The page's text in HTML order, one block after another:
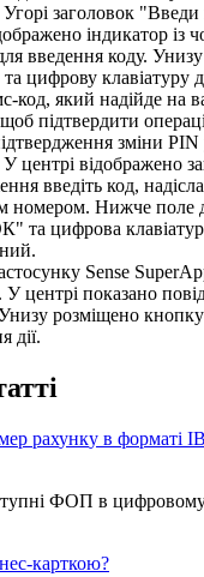
с-код, який надійде на в
щоб підтвердити операці
ний.
атті
ер рахунку в форматі
тупні ФОП в цифровом
нес-карткою?